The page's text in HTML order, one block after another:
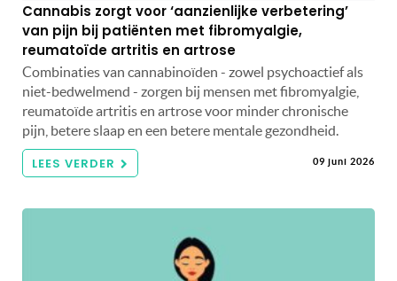
Cannabis zorgt voor ‘aanzienlijke verbetering’
van pijn bij patiënten met fibromyalgie,
reumatoïde artritis en artrose
Combinaties van cannabinoïden - zowel psychoactief als
niet-bedwelmend - zorgen bij mensen met fibromyalgie,
reumatoïde artritis en artrose voor minder chronische
pijn, betere slaap en een betere mentale gezondheid.
LEES VERDER 09 juni 2026